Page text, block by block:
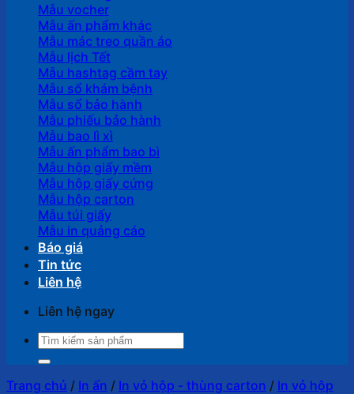
Mẫu vocher
Mẫu ấn phẩm khác
Mẫu mác treo quần áo
Mẫu lịch Tết
Mẫu hashtag cầm tay
Mẫu sổ khám bệnh
Mẫu sổ bảo hành
Mẫu phiếu bảo hành
Mẫu bao lì xì
Mẫu ấn phẩm bao bì
Mẫu hộp giấy mềm
Mẫu hộp giấy cứng
Mẫu hộp carton
Mẫu túi giấy
Mẫu in quảng cáo
Báo giá
Tin tức
Liên hệ
Liên hệ ngay
Tìm
kiếm:
Trang chủ / In ấn / In vỏ hộp - thùng carton / In vỏ hộp